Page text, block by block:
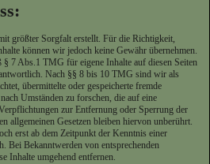
größter Sorgfalt erstellt. Für die Richtigkeit,
können wir jedoch keine Gewähr übernehmen.
7 Abs.1 TMG für eigene Inhalte auf diesen Seiten
Nach §§ 8 bis 10 TMG sind wir als
übermittelte oder gespeicherte fremde
Umständen zu forschen, die auf eine
zur Entfernung oder Sperrung der
allgemeinen Gesetzen bleiben hiervon unberührt.
erst ab dem Zeitpunkt der Kenntnis einer
Bei Bekanntwerden von entsprechenden
Inhalte umgehend entfernen.